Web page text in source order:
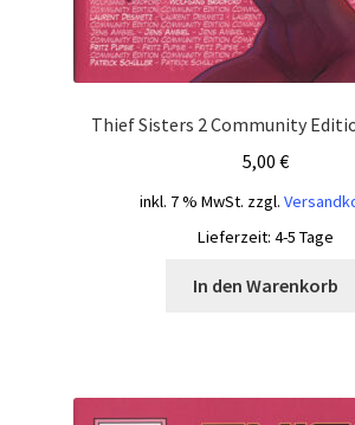
Thief Sisters 2 Community
5,00 €
inkl. 7 % MwSt. zzgl.
Lieferzeit: 4-5 Tage
In den Warenkorb